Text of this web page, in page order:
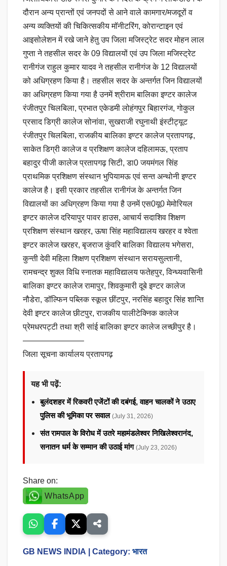
दौरान अन्य प्रान्तों एवं जनपदों से आने वाले कामगार/मजदूरों व
अन्य व्यक्तियों की चिकित्सकीय मॉनीटरिंग, कोरान्टाइन एवं
आइसोलेशन में रखे जाने हेतु उप जिला मजिस्ट्रेट सदर मोहन लाल
गुप्ता ने तहसील सदर के 09 विद्यालयों एवं उप जिला मजिस्ट्रेट
रानीगंज राहुल कुमार यादव ने तहसील रानीगंज के 12 विद्यालयों
को अधिग्रहण किया है। तहसील सदर के अन्तर्गत जिन विद्यालयों
का अधिग्रहण किया गया है उनमें श्रीराम बालिका इण्टर कालेज
रंजीतपुर चिलबिला, प्रभात एकेडमी लोहंगपुर बिहारगंज, गोकुल
प्रसाद डिग्री कालेज सोनांवा, सुखराजी रघुनाथी इंस्टीट्यूट
रंजीतपुर चिलबिला, राजकीय बालिका इण्टर कालेज प्रतापगढ़,
साकेत डिग्री कालेज व प्रशिक्षण कालेज दहिलामऊ, प्रताप
बहादुर पीजी कालेज प्रतापगढ़ सिटी, डा0 जयमंगल सिंह
प्राथमिक प्रशिक्षण संस्थान भुपियामऊ एवं सन्त अन्थोनी इण्टर
कालेज है। इसी प्रकार तहसील रानीगंज के अन्तर्गत जिन
विद्यालयों का अधिग्रहण किया गया है उनमें एस0यू0 मेमोरियल
इण्टर कालेज दरियापुर पावर हाउस, आचार्य सदाशिव शिक्षण
प्रशिक्षण संस्थान खरहर, ऊषा सिंह महाविद्यालय खरहर व श्वेता
इण्टर कालेज खरहर, बृजराज कुंवरि बालिका विद्यालय भगेसरा,
कुन्ती देवी महिला शिक्षण प्रशिक्षण संस्थान सरायसुल्तानी,
रामचन्द्र शुक्ल विधि स्नातक महाविद्यालय फतेहपुर, विन्ध्यवासिनी
बालिका इण्टर कालेज रामापुर, शिवकुमारी दूबे इण्टर कालेज
नौडेरा, डॉल्फिन पब्लिक स्कूल छींटपुर, नरसिंह बहादुर सिंह शान्ति
देवी इण्टर कालेज छीटपुर, राजकीय पालीटेक्निक कालेज
प्रेमधरपट्टी तथा श्री सांई बालिका इण्टर कालेज लच्छीपुर है।
———————–
जिला सूचना कार्यालय प्रतापगढ़
यह भी पढ़ें:
बुलंदशहर में रिकवरी एजेंटों की दबंगई, वाहन चालकों ने उठाए
पुलिस की भूमिका पर सवाल (July 31, 2026)
संत रामपाल के विरोध में उतरे महामंडलेश्वर निखिलेश्वरानंद,
सनातन धर्म के सम्मान की उठाई मांग (July 23, 2026)
Share on:
WhatsApp
GB NEWS INDIA | Category: भारत